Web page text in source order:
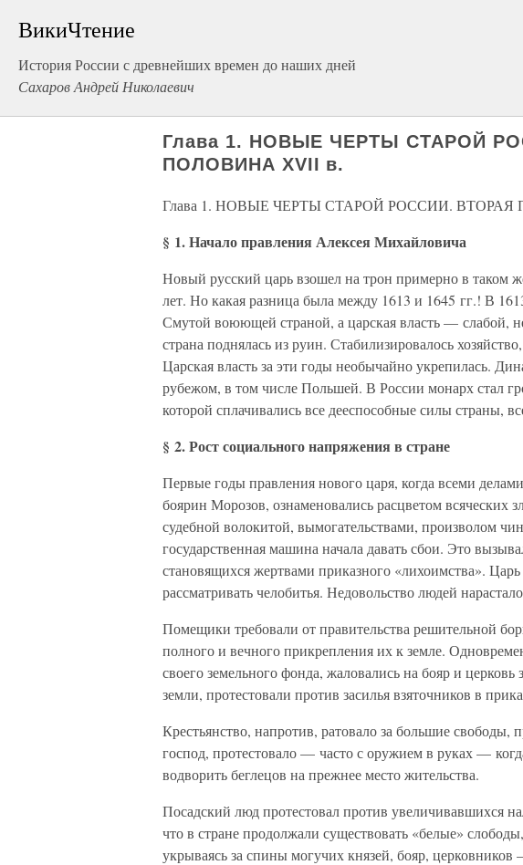
ВикиЧтение
История России с древнейших времен до наших дней
Сахаров Андрей Николаевич
Глава 1. НОВЫЕ ЧЕРТЫ СТАРОЙ
ПОЛОВИНА XVII в.
Глава 1. НОВЫЕ ЧЕРТЫ СТАРОЙ РОССИИ. ВТОРАЯ
§ 1. Начало правления Алексея Михайловича
Новый русский царь взошел на трон примерно в таком
лет. Но какая разница была между 1613 и 1645 гг.! В
Смутой воюющей страной, а царская власть — слабой,
страна поднялась из руин. Стабилизировалось
Царская власть за эти годы необычайно укрепилась.
рубежом, в том числе Польшей. В России монарх стал
которой сплачивались все дееспособные силы страны,
§ 2. Рост социального напряжения в стране
Первые годы правления нового царя, когда всеми
боярин Морозов, ознаменовались расцветом всяческих
судебной волокитой, вымогательствами, произволом
государственная машина начала давать сбои. Это
становящихся жертвами приказного «лихоимства». Царь
рассматривать челобитья. Недовольство людей
Помещики требовали от правительства решительной
полного и вечного прикрепления их к земле.
своего земельного фонда, жаловались на бояр и
земли, протестовали против засилья взяточников в
Крестьянство, напротив, ратовало за большие свободы,
господ, протестовало — часто с оружием в руках —
водворить беглецов на прежнее место жительства.
Посадский люд протестовал против увеличивавшихся
что в стране продолжали существовать «белые»
укрываясь за спины могучих князей, бояр,